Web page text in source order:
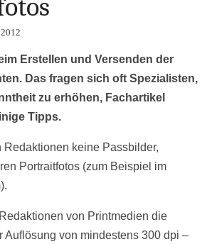
Tipps
Erstellen und Versenden der
Das fragen sich oft Spezialisten,
zu erhöhen, Fachartikel
Tipps.
Redaktionen keine Passbilder,
Portraitfotos (zum Beispiel im
von Printmedien die
Auflösung von mindestens 300 dpi –